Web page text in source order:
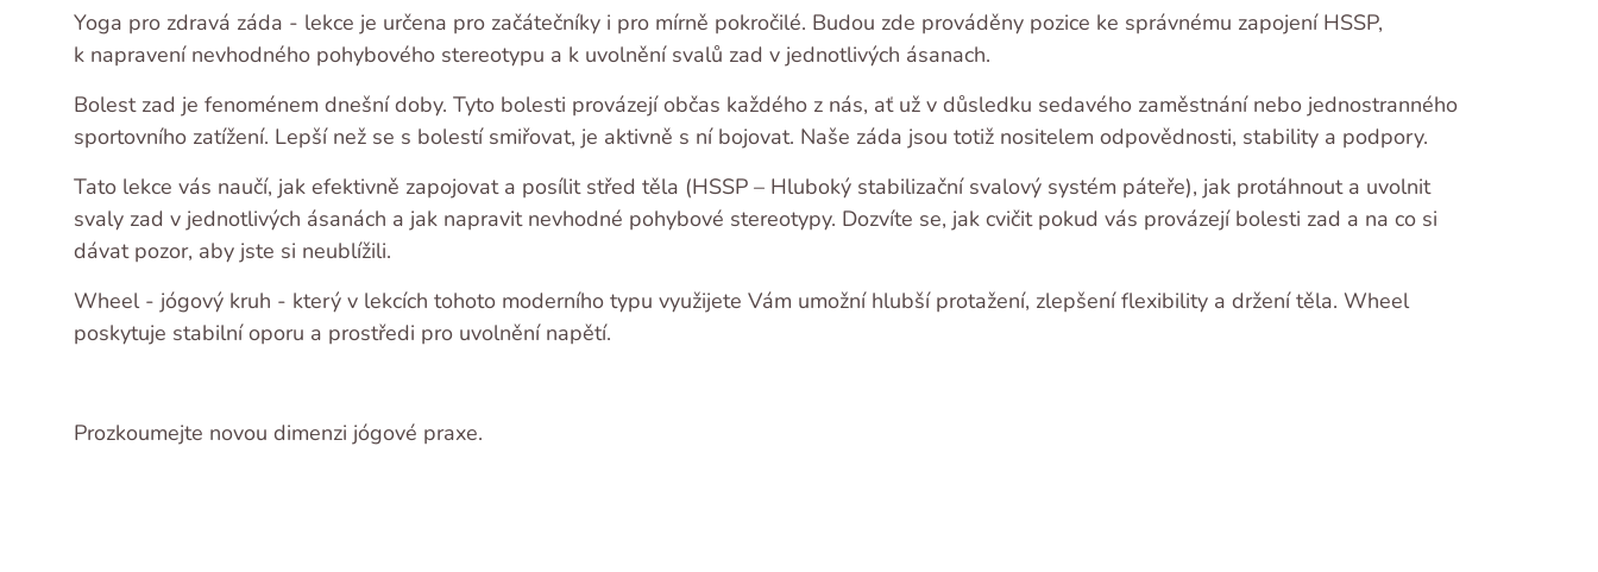
Yoga pro zdravá záda - lekce je určena pro začátečníky i pro mírně pokročilé. Budou zde prováděny pozice ke správnému zapojení HSSP,
k napravení nevhodného pohybového stereotypu a k uvolnění svalů zad v jednotlivých ásanach.
Bolest zad je fenoménem dnešní doby. Tyto bolesti provázejí občas každého z nás, ať už v důsledku sedavého zaměstnání nebo jednostranného
sportovního zatížení. Lepší než se s bolestí smiřovat, je aktivně s ní bojovat. Naše záda jsou totiž nositelem odpovědnosti, stability a podpory.
Tato lekce vás naučí, jak efektivně zapojovat a posílit střed těla (HSSP – Hluboký stabilizační svalový systém páteře), jak protáhnout a uvolnit
svaly zad v jednotlivých ásanách a jak napravit nevhodné pohybové stereotypy. Dozvíte se, jak cvičit pokud vás provázejí bolesti zad a na co si
dávat pozor, aby jste si neublížili.
Wheel - jógový kruh - který v lekcích tohoto moderního typu využijete Vám umožní hlubší protažení, zlepšení flexibility a držení těla. Wheel
poskytuje stabilní oporu a prostředi pro uvolnění napětí.
Prozkoumejte novou dimenzi jógové praxe.